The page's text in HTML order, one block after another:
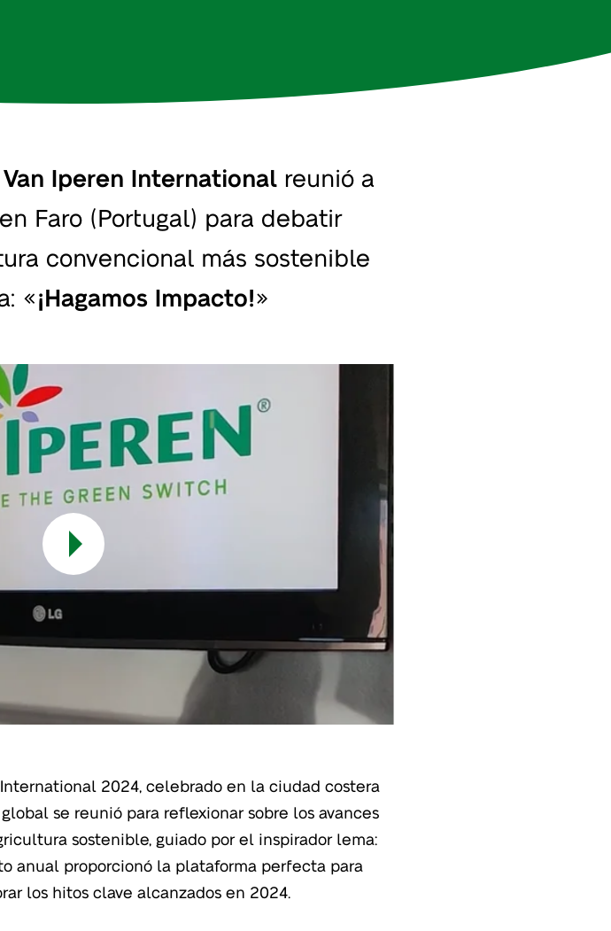
Iperen International reunió a
Faro (Portugal) para debatir
convencional más sostenible
«¡Hagamos Impacto!»
2024, celebrado en la ciudad costera
se reunió para reflexionar sobre los avances
sostenible, guiado por el inspirador lema:
anual proporcionó la plataforma perfecta para
los hitos clave alcanzados en 2024.